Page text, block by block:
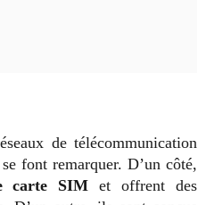
de télécommunication
font remarquer. D’un côté,
carte SIMet offrent des